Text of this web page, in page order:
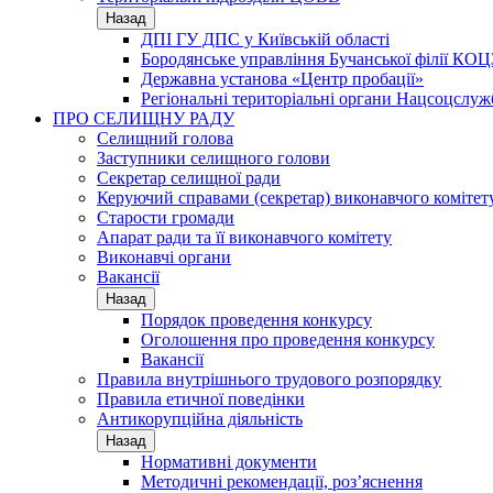
Назад
ДПІ ГУ ДПС у Київській області
Бородянське управління Бучанської філії
Державна установа «Центр пробації»
Регіональні територіальні органи
ПРО СЕЛИЩНУ РАДУ
Селищний голова
Заступники селищного голови
Секретар селищної ради
Керуючий справами (секретар) виконавчого
Старости громади
Апарат ради та її виконавчого комітету
Виконавчі органи
Вакансії
Назад
Порядок проведення конкурсу
Оголошення про проведення конкурсу
Вакансії
Правила внутрішнього трудового розпорядку
Правила етичної поведінки
Антикорупційна діяльність
Назад
Нормативні документи
Методичні рекомендації, роз’яснення